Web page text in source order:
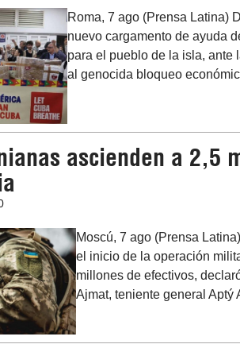
Roma, 7 ago (Prensa Latina)
nuevo cargamento de ayuda
para el pueblo de la isla, ante
al genocida bloqueo
ascienden a 2,5
Moscú, 7 ago (Prensa
el inicio de la operación
millones de efectivos,
Ajmat, teniente general Aptý